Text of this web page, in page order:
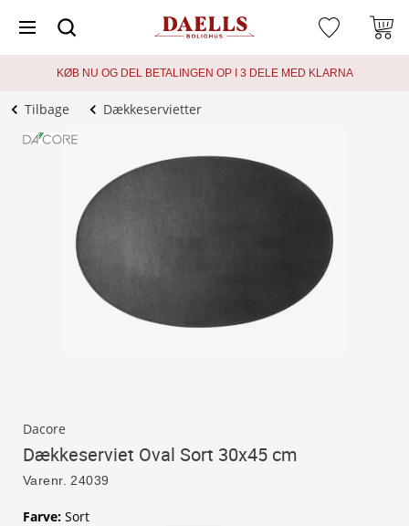
KØB NU OG DEL BETALINGEN OP I 3 DELE MED KLARNA
Tilbage Dækkeservietter
Dacore
Dækkeserviet Oval Sort 30x45 cm
Varenr. 24039
Farve: Sort